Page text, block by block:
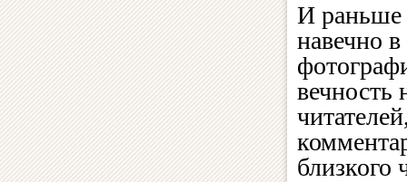
И раньше
навечно
вечность
близкого